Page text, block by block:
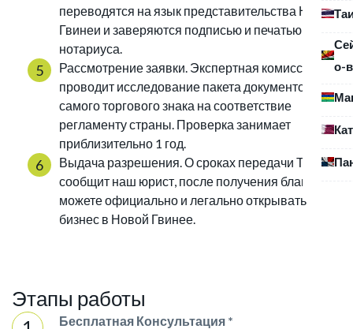
о-
переводятся на язык представительства Новой
Гвинеи и заверяются подписью и печатью
нотариуса.
Рассмотрение заявки. Экспертная комиссия
проводит исследование пакета документов и
самого торгового знака на соответствие
регламенту страны. Проверка занимает
приблизительно 1 год.
Выдача разрешения. О сроках передачи ТМ вам
сообщит наш юрист, после получения бланка вы
можете официально и легально открывать
бизнес в Новой Гвинее.
Этапы работы
Бесплатная Консультация *